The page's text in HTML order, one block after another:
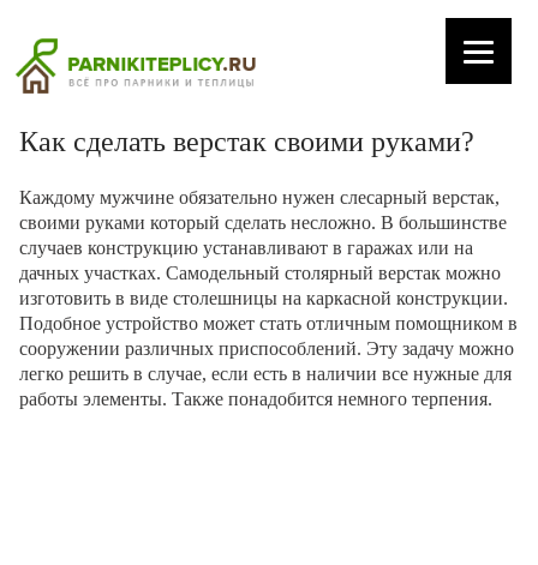
Как сделать верстак своими руками?
Каждому мужчине обязательно нужен слесарный верстак,
своими руками который сделать несложно. В большинстве
случаев конструкцию устанавливают в гаражах или на
дачных участках. Самодельный столярный верстак можно
изготовить в виде столешницы на каркасной конструкции.
Подобное устройство может стать отличным помощником в
сооружении различных приспособлений. Эту задачу можно
легко решить в случае, если есть в наличии все нужные для
работы элементы. Также понадобится немного терпения.